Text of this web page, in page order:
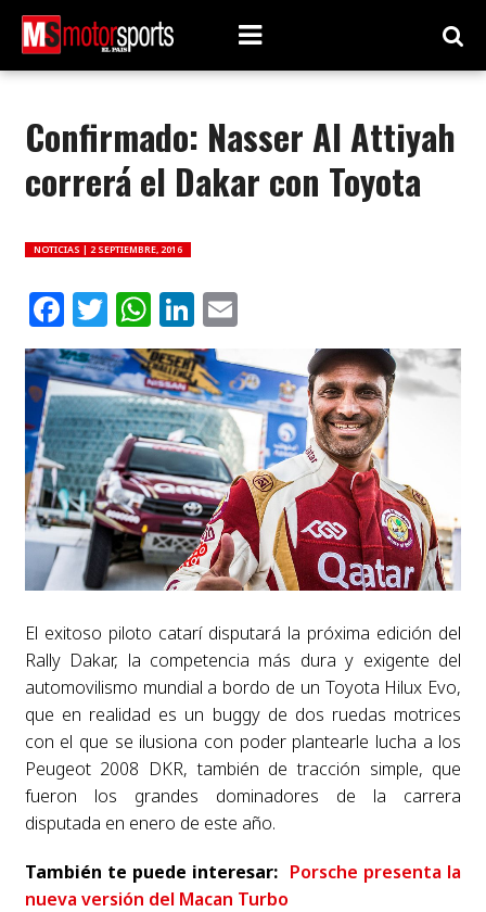
Confirmado: Nasser Al Attiyah
correrá el Dakar con Toyota
NOTICIAS | 2 SEPTIEMBRE, 2016
Facebook
Twitter
WhatsApp
LinkedIn
Email
El exitoso piloto catarí disputará la próxima edición del
Rally Dakar, la competencia más dura y exigente del
automovilismo mundial a bordo de un Toyota Hilux Evo,
que en realidad es un buggy de dos ruedas motrices
con el que se ilusiona con poder plantearle lucha a los
Peugeot 2008 DKR, también de tracción simple, que
fueron los grandes dominadores de la carrera
disputada en enero de este año.
También te puede interesar: Porsche presenta la
nueva versión del Macan Turbo